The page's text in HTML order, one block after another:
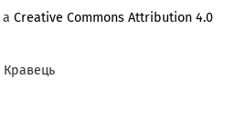
Creative Commons Attribution 4.0
Кравець